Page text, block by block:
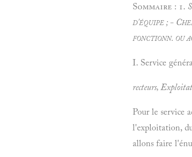
Sommaire : 1.
d'équipe ; -
fonctionn. ou
I. Service
recteurs,
Pour le service
l'exploitation,
allons faire